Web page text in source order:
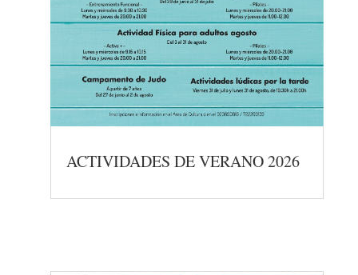
ACTIVIDADES DE VERANO 2026